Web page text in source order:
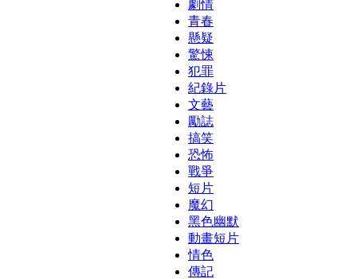
劇情
青春
懸疑
驚悚
犯罪
紀錄片
文藝
勵誌
搞笑
恐怖
戰爭
短片
魔幻
黑色幽默
動畫短片
情色
傳記